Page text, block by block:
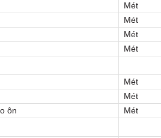
Mét
Mét
Mét
Mét
Mét
Mét
ôn Mét